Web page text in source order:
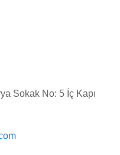
Sokak No: 5 İç Kapı